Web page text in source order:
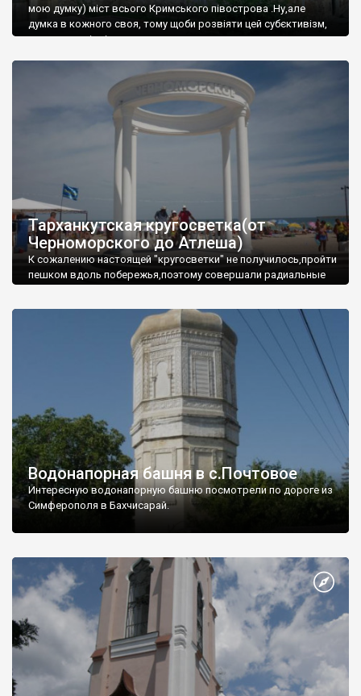
мою думку) міст всього Кримського півострова .Ну,але
думка в кожного своя, тому щоби розвіяти цей субєктивізм,
запрошую відвідати це
Тарханкутская кругосветка(от
Черноморского до Атлеша)
К сожалению настоящей "кругосветки" не получилось,пройти
пешком вдоль побережья,поэтому совершали радиальные
Водонапорная башня в с.Почтовое
Интересную водонапорную башню посмотрели по дороге из
Симферополя в Бахчисарай.